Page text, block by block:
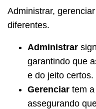
Administrar,
diferentes.
Administrar
garantindo que
e do jeito certos.
Gerenciar tem
assegurando